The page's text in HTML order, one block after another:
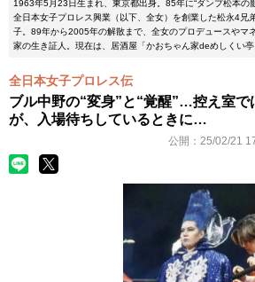
1963年5月23日生まれ、東京都出身。85年に“ダンプ松本の
全日本女子プロレス興業（以下、全女）を創業した松永4兄
子。89年から2005年の解散まで、全女のプロデュースやマ
家の生き証人。現在は、居酒屋「かおちゃん家deめしくい亭
全日本女子プロレス伝
ブル中野の“変身”と“覚醒”…控え室で
が、入場待ちしているときに…
公開： 25/02/21